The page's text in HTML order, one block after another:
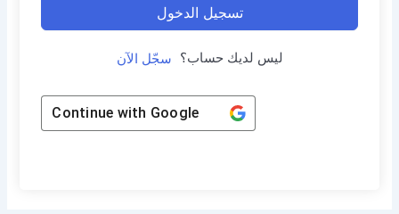
تسجيل الدخول
ليس لديك حساب؟ سجّل الآن
Continue with Google